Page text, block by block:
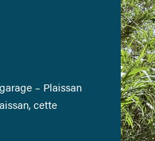
– Plaissan
cette